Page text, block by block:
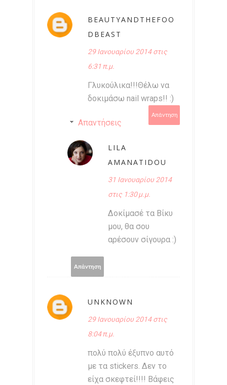
BEAUTYANDTHEFOO
DBEAST
29 Ιανουαρίου 2014 στις
6:31 π.μ.
Γλυκούλικα!!!Θέλω να
δοκιμάσω nail wraps!! :)
Απάντηση
Απαντήσεις
LILA
AMANATIDOU
31 Ιανουαρίου 2014
στις 1:30 μ.μ.
Δοκίμασέ τα Βίκυ
μου, θα σου
αρέσουν σίγουρα :)
Απάντηση
UNKNOWN
29 Ιανουαρίου 2014 στις
8:04 π.μ.
πολύ πολύ έξυπνο αυτό
με τα stickers. Δεν το
είχα σκεφτεί!!!! Βάφεις